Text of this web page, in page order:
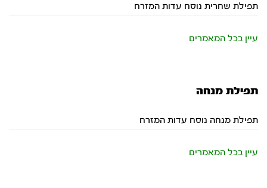
תפילת שחרית נוסח עדות המזרח
עיין בכל המאמרים
תפילת מנחה
תפילת מנחה נוסח עדות המזרח
עיין בכל המאמרים